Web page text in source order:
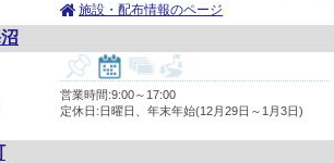
施設・配布情報のページ
営業時間:9:00～17:00
定休日:日曜日、年末年始(12月29日～1月3日)